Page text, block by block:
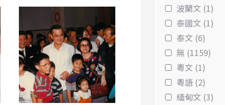
波蘭文 (1)
泰國文 (1)
泰文 (6)
無 (1159)
粵文 (1)
粵語 (2)
緬甸文 (3)